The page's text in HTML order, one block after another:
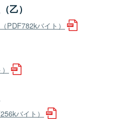
乙）
PDF782kバイト）
バイト）